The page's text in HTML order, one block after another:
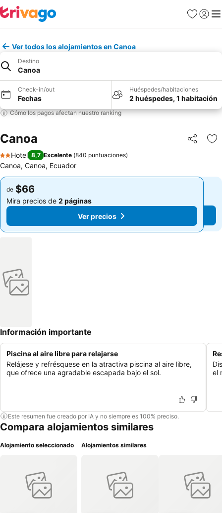
Favoritos
Iniciar
Ver todos los alojamientos en Canoa
Destino
Canoa
Check-in/out
Fechas
Huéspedes/habitaciones
2 huéspedes, 1 habitación
Cómo los pagos afectan nuestro ranking
Canoa Compartir
2 Estrellas
Hotel 8,7 Excelente (840 puntuaciones)
Canoa, Canoa, Ecuador
de $66
Mira precios de 2 páginas
Ver precios
de $66
Mira precios de 2 páginas
Ver precios
Información importante
Piscina al aire libre para relajarse
Relájese y refrésquese en la atractiva piscina al aire libre,
que ofrece una agradable escapada bajo el sol.
el
Este resumen fue creado por IA y no siempre es 100% preciso.
Compara alojamientos similares
Alojamiento seleccionado Alojamientos similares